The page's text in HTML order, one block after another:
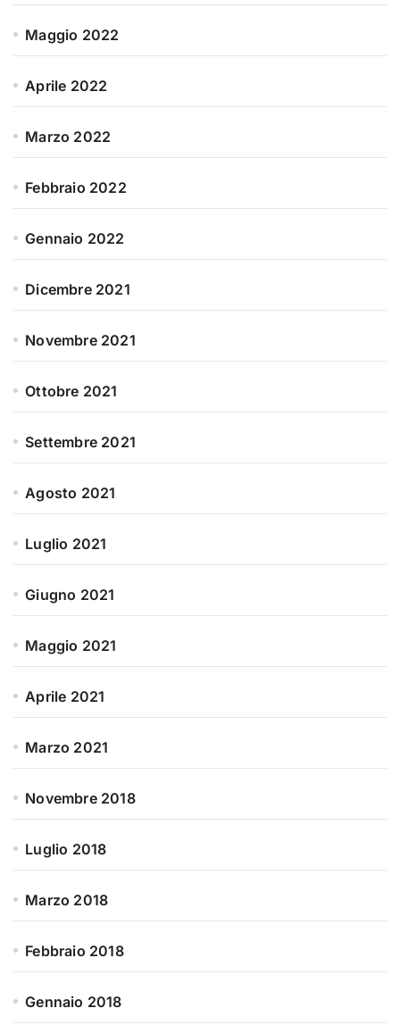
Maggio 2022
Aprile 2022
Marzo 2022
Febbraio 2022
Gennaio 2022
Dicembre 2021
Novembre 2021
Ottobre 2021
Settembre 2021
Agosto 2021
Luglio 2021
Giugno 2021
Maggio 2021
Aprile 2021
Marzo 2021
Novembre 2018
Luglio 2018
Marzo 2018
Febbraio 2018
Gennaio 2018